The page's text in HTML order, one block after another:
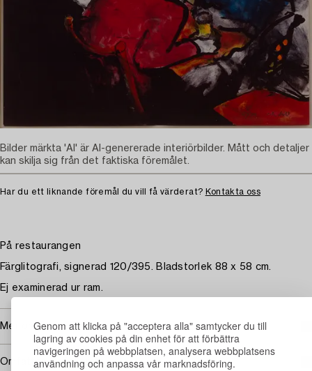
Genom att klicka på "acceptera alla" samtycker du till
lagring av cookies på din enhet för att förbättra
navigeringen på webbplatsen, analysera webbplatsens
användning och anpassa vår marknadsföring.
Har du ett liknande föremål du vill få värderat? Kontakta oss
På restaurangen
Färglitografi, signerad 120/395. Bladstorlek 88 x 58 cm.
Ej examinerad ur ram.
Mer om Peter Dahl
Omfattas av följerätt
Bilder märkta 'AI' är AI-genererade interiörbilder. Mått och detaljer
kan skilja sig från det faktiska föremålet.